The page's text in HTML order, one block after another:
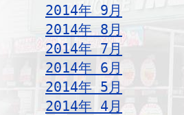
2014年 9月
2014年 8月
2014年 7月
2014年 6月
2014年 5月
2014年 4月